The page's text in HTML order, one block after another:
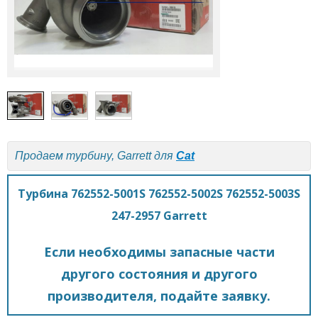
Продаем турбину, Garrett для Cat
Турбина 762552-5001S 762552-5002S 762552-5003S
247-2957 Garrett
Если необходимы запасные части
другого состояния и другого
производителя, подайте заявку.